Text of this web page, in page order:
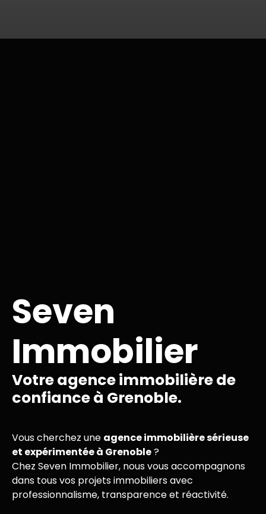
Seven
Immobilier
Votre agence immobilière de
confiance à Grenoble.
Vous cherchez une agence immobilière sérieuse
et expérimentée à Grenoble?
Chez Seven Immobilier, nous vous accompagnons
dans tous vos projets immobiliers avec
professionnalisme, transparence et réactivité.